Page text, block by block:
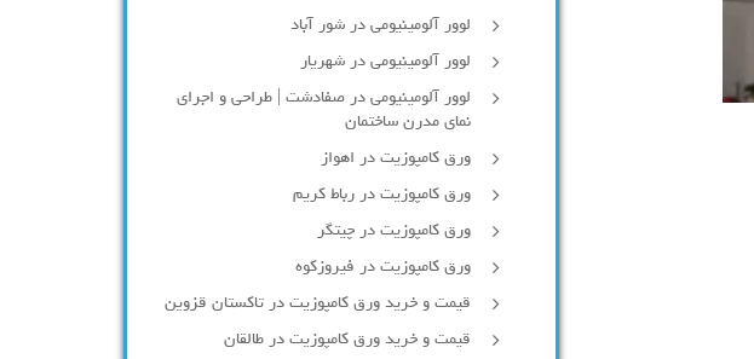
لوور آلومینیومی در شور آباد
لوور آلومينيومي در شهريار
لوور آلومینیومی در صفادشت | طراحی و اجرای
نمای مدرن ساختمان
ورق کامپوزیت در اهواز
ورق کامپوزیت در رباط کریم
ورق کامپوزیت در چیتگر
ورق کامپوزیت در فیروزکوه
قیمت و خرید ورق کامپوزیت در تاکستان قزوین
قیمت و خرید ورق کامپوزیت در طالقان